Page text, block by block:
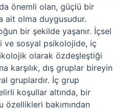
önemli olan, güçlü bir
ait olma duygusudur.
bir şekilde yaşanır. İçsel
ve sosyal psikolojide, iç
olarak özdeşleştiği
karşılık, dış gruplar bireyin
gruplardır. İç grup
koşullar altında, bir
özellikleri bakımından